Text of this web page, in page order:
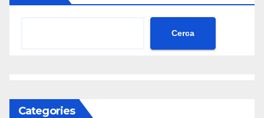
Cerca
Categories